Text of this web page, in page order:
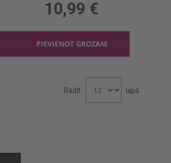
10,99 €
PIEVIENOT GROZAM
Rādīt lapā